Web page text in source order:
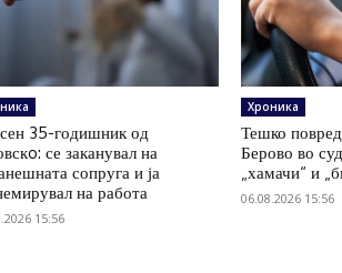
35-годишник од
се заканувал на
сопруга и ја
на работа
15:56
Хроника
Тешко
Берово во
„хамачи“ и
06.08.2026 15:56